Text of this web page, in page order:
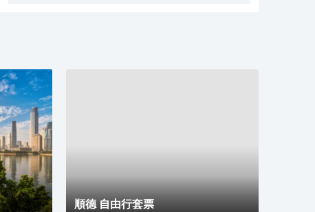
漣床墊、空氣淨化器、Minibar保鮮冰箱、阿佩利斯洗
護套裝等。從設計到服務的各個方面，都充分考慮到了
商務客人的需求，為其提供高效、舒適且便捷的住宿體
驗！
順德 自由行套票